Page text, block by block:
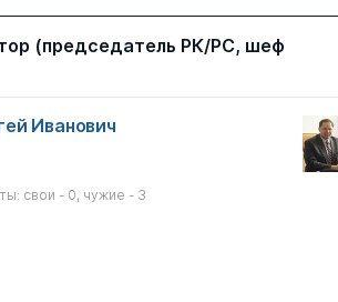
(председатель РК/РС, шеф
Иванович
свои - 0, чужие - 3